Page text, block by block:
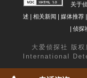
关于
述 | 相关新闻 | 媒体推荐|
|侦探
大爱 侦探社
版
International